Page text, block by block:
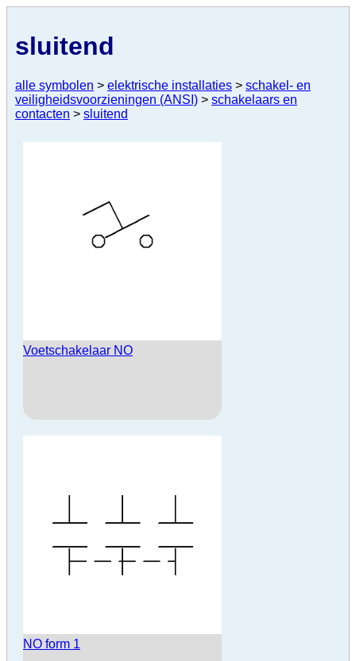
sluitend
alle symbolen > elektrische installaties > schakel- en
veiligheidsvoorzieningen (ANSI) > schakelaars en
contacten > sluitend
Voetschakelaar NO
NO form 1